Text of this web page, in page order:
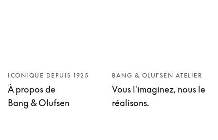
ICONIQUE DEPUIS 1925
À propos de
Bang & Olufsen
BANG & OLUFSEN ATELIER
Vous l'imaginez, nous le
réalisons.